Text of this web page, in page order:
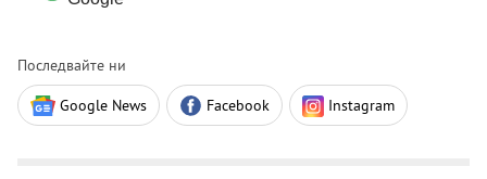
Последвайте ни
Google News Facebook Instagram